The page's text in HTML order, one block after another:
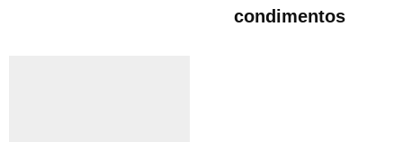
condimentos